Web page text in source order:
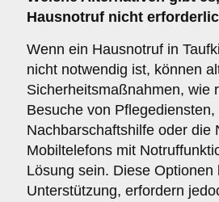
Hausnotruf nicht
Wenn ein Hausnotruf in
nicht notwendig ist, können
Sicherheitsmaßnahmen, wie
Besuche von Pflegediensten,
Nachbarschaftshilfe oder die
Mobiltelefons mit
Lösung sein. Diese Optionen
Unterstützung, erfordern